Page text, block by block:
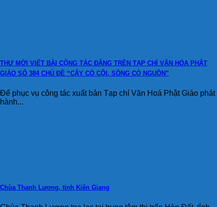
THƯ MỜI VIẾT BÀI CỘNG TÁC ĐĂNG TRÊN TẠP CHÍ VĂN HÓA PHẬT
GIÁO SỐ 384 CHỦ ĐỀ “CÂY CÓ CỘI, SÔNG CÓ NGUỒN”
Để phục vụ công tác xuất bản Tạp chí Văn Hoá Phật Giáo phát
hành...
Chùa Thanh Lương, tỉnh Kiên Giang